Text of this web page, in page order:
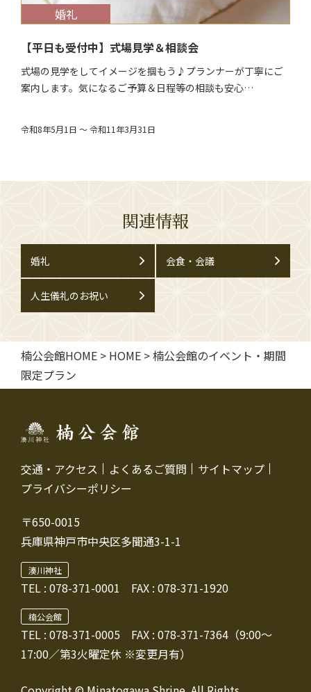
$target_date
婚礼
【平日も受付中】式場見学＆相談会
式場の見学をしてイメージを掴もう♪プランナーが丁寧にご
案内します。気になるご予算＆日程等の相談も安心…
令和8年5月1日 ～ 令和11年3月31日
関連情報
婚礼 会食・会議
人生儀礼のお祝い
楠公会館HOME > HOME >楠公会館のイベント・期間
限定プラン
交通・アクセス よくあるご質問
サイトマップ
プライバシーポリシー
〒650-0015
兵庫県神戸市中央区多聞通3-1-1
湊川神社
TEL : 078-371-0001 FAX : 078-371-1920
楠公会館
TEL : 078-371-0005 FAX : 078-371-7364（9:00～
17:00／第3火曜定休 ※変更月有）